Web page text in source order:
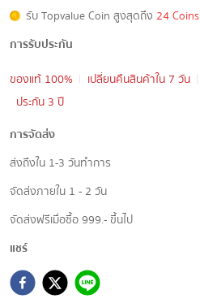
รับ Topvalue Coin สูงสุดถึง 24 Coins
การรับประกัน
ของแท้ 100%
เปลี่ยนคืนสินค้าใน 7 วัน
ประกัน 3 ปี
การจัดส่ง
ส่งถึงใน 1-3 วันทำการ
จัดส่งภายใน 1 - 2 วัน
จัดส่งฟรีเมื่อซื้อ 999.- ขึ้นไป
แชร์